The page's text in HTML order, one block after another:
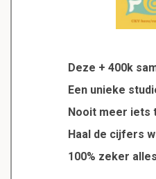
Deze + 400k
Een unieke
Nooit meer iets
Haal de cijfers
100% zeker